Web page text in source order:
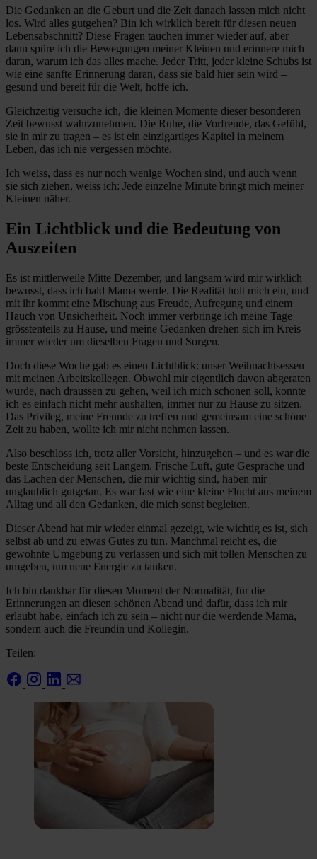
Die Gedanken an die Geburt und die Zeit danach lassen mich nicht
los. Wird alles gutgehen? Bin ich wirklich bereit für diesen neuen
Lebensabschnitt? Diese Fragen tauchen immer wieder auf, aber
dann spüre ich die Bewegungen meiner Kleinen und erinnere mich
daran, warum ich das alles mache. Jeder Tritt, jeder kleine Schubs ist
wie eine sanfte Erinnerung daran, dass sie bald hier sein wird –
gesund und bereit für die Welt, hoffe ich.
Gleichzeitig versuche ich, die kleinen Momente dieser besonderen
Zeit bewusst wahrzunehmen. Die Ruhe, die Vorfreude, das Gefühl,
sie in mir zu tragen – es ist ein einzigartiges Kapitel in meinem
Leben, das ich nie vergessen möchte.
Ich weiss, dass es nur noch wenige Wochen sind, und auch wenn
sie sich ziehen, weiss ich: Jede einzelne Minute bringt mich meiner
Kleinen näher.
Ein Lichtblick und die Bedeutung von
Auszeiten
Es ist mittlerweile Mitte Dezember, und langsam wird mir wirklich
bewusst, dass ich bald Mama werde. Die Realität holt mich ein, und
mit ihr kommt eine Mischung aus Freude, Aufregung und einem
Hauch von Unsicherheit. Noch immer verbringe ich meine Tage
grösstenteils zu Hause, und meine Gedanken drehen sich im Kreis –
immer wieder um dieselben Fragen und Sorgen.
Doch diese Woche gab es einen Lichtblick: unser Weihnachtsessen
mit meinen Arbeitskollegen. Obwohl mir eigentlich davon abgeraten
wurde, nach draussen zu gehen, weil ich mich schonen soll, konnte
ich es einfach nicht mehr aushalten, immer nur zu Hause zu sitzen.
Das Privileg, meine Freunde zu treffen und gemeinsam eine schöne
Zeit zu haben, wollte ich mir nicht nehmen lassen.
Also beschloss ich, trotz aller Vorsicht, hinzugehen – und es war die
beste Entscheidung seit Langem. Frische Luft, gute Gespräche und
das Lachen der Menschen, die mir wichtig sind, haben mir
unglaublich gutgetan. Es war fast wie eine kleine Flucht aus meinem
Alltag und all den Gedanken, die mich sonst begleiten.
Dieser Abend hat mir wieder einmal gezeigt, wie wichtig es ist, sich
selbst ab und zu etwas Gutes zu tun. Manchmal reicht es, die
gewohnte Umgebung zu verlassen und sich mit tollen Menschen zu
umgeben, um neue Energie zu tanken.
Ich bin dankbar für diesen Moment der Normalität, für die
Erinnerungen an diesen schönen Abend und dafür, dass ich mir
erlaubt habe, einfach ich zu sein – nicht nur die werdende Mama,
sondern auch die Freundin und Kollegin.
Teilen: